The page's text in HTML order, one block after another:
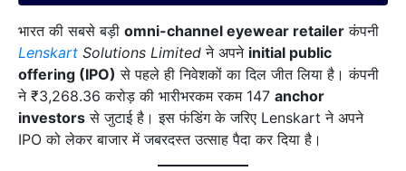
भारत की सबसे बड़ी omni-channel eyewear retailer कंपनी
Lenskart Solutions Limited ने अपने initial public
offering (IPO) से पहले ही निवेशकों का दिल जीत लिया है। कंपनी
ने ₹3,268.36 करोड़ की भारीभरकम रकम 147 anchor
investors से जुटाई है। इस फंडिंग के जरिए Lenskart ने अपने
IPO को लेकर बाजार में जबरदस्त उत्साह पैदा कर दिया है।